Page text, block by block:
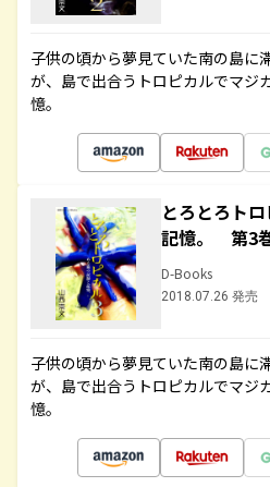
子供の頃から夢見ていた南の島に
が、島で出合うトロピカルでマジ
憶。
とろとろト
記憶。 第3
D-Books
2018.07.26 発売
子供の頃から夢見ていた南の島に
が、島で出合うトロピカルでマジ
憶。